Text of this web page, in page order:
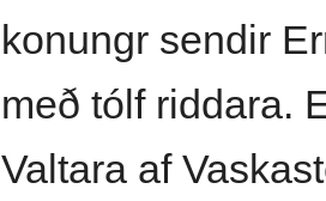
konungr sendir
með tólf riddara.
Valtara af